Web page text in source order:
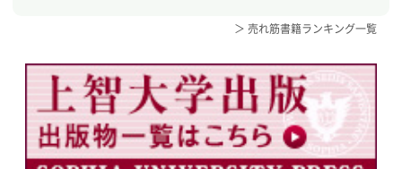
＞ 売れ筋書籍ランキング一覧